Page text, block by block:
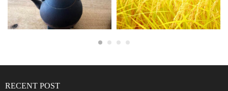
RECENT POST